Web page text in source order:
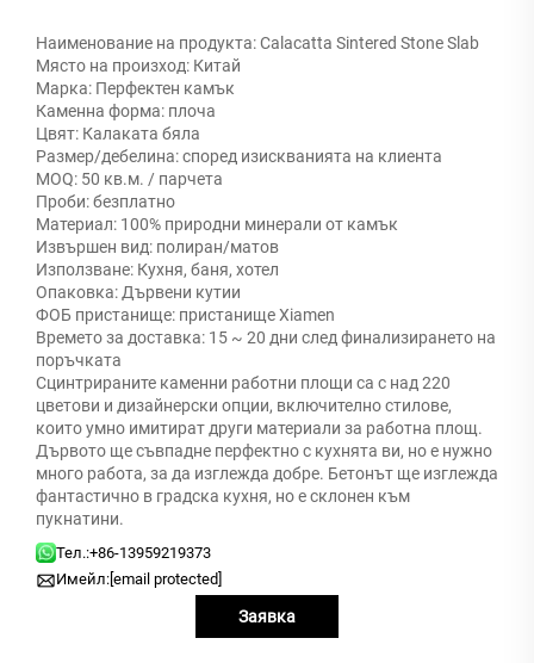
Наименование на продукта: Calacatta Sintered Stone Slab
Място на произход: Китай
Марка: Перфектен камък
Каменна форма: плоча
Цвят: Калаката бяла
Размер/дебелина: според изискванията на клиента
MOQ: 50 кв.м. / парчета
Проби: безплатно
Материал: 100% природни минерали от камък
Извършен вид: полиран/матов
Използване: Кухня, баня, хотел
Опаковка: Дървени кутии
ФОБ пристанище: пристанище Xiamen
Времето за доставка: 15 ~ 20 дни след финализирането на
поръчката
Сцинтрираните каменни работни площи са с над 220
цветови и дизайнерски опции, включително стилове,
които умно имитират други материали за работна площ.
Дървото ще съвпадне перфектно с кухнята ви, но е нужно
много работа, за да изглежда добре. Бетонът ще изглежда
фантастично в градска кухня, но е склонен към
пукнатини.
Тел.:+86-13959219373
Имейл:[email protected]
Заявка